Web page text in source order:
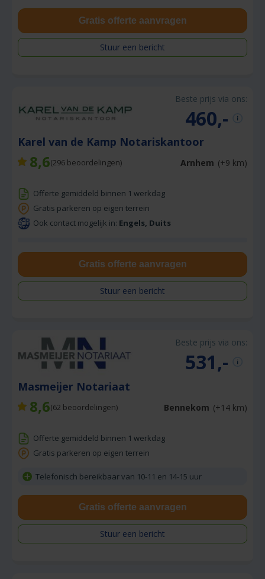
Gratis offerte aanvragen
Stuur een bericht
Beste prijs via ons:
460,-
Karel van de Kamp Notariskantoor
8,6(296 beoordelingen) Arnhem (+9 km)
Offerte gemiddeld binnen 1 werkdag
Gratis parkeren op eigen terrein
Ook contact mogelijk in: Engels, Duits
Gratis offerte aanvragen
Stuur een bericht
Beste prijs via ons:
531,-
Masmeijer Notariaat
8,6(62 beoordelingen) Bennekom (+14 km)
Offerte gemiddeld binnen 1 werkdag
Gratis parkeren op eigen terrein
Telefonisch bereikbaar van 10-11 en 14-15 uur
Gratis offerte aanvragen
Stuur een bericht